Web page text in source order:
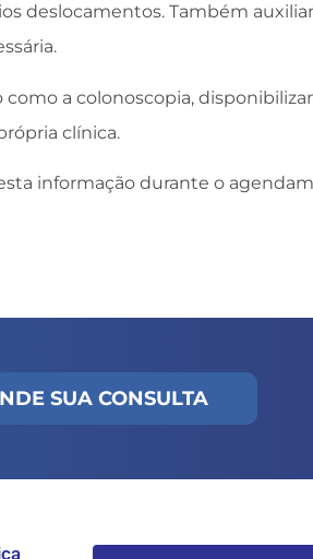
deslocamentos. Também
a colonoscopia,
clínica.
informação durante o
SUA CONSULTA